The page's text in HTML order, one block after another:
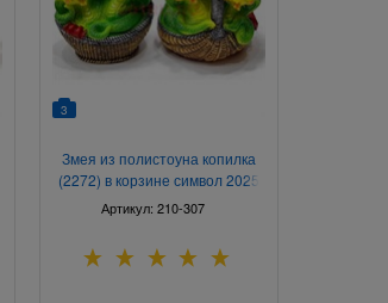
3
Змея из полистоуна копилка
(2272) в корзине символ 2025
года
Артикул: 210-307